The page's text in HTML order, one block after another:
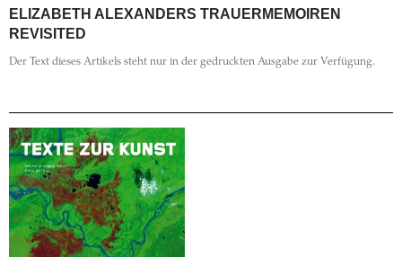
ELIZABETH ALEXANDERS TRAUERMEMOIREN
REVISITED
Der Text dieses Artikels steht nur in der gedruckten Ausgabe zur Verfügung.